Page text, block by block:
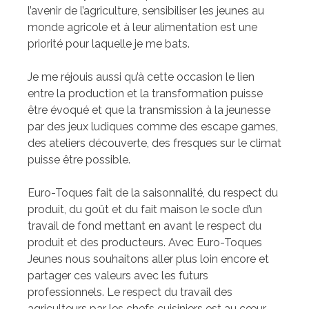
l’avenir de l’agriculture, sensibiliser les jeunes au
monde agricole et à leur alimentation est une
priorité pour laquelle je me bats.
Je me réjouis aussi qu’à cette occasion le lien
entre la production et la transformation puisse
être évoqué et que la transmission à la jeunesse
par des jeux ludiques comme des escape games,
des ateliers découverte, des fresques sur le climat
puisse être possible.
Euro-Toques fait de la saisonnalité, du respect du
produit, du goût et du fait maison le socle d’un
travail de fond mettant en avant le respect du
produit et des producteurs. Avec Euro-Toques
Jeunes nous souhaitons aller plus loin encore et
partager ces valeurs avec les futurs
professionnels. Le respect du travail des